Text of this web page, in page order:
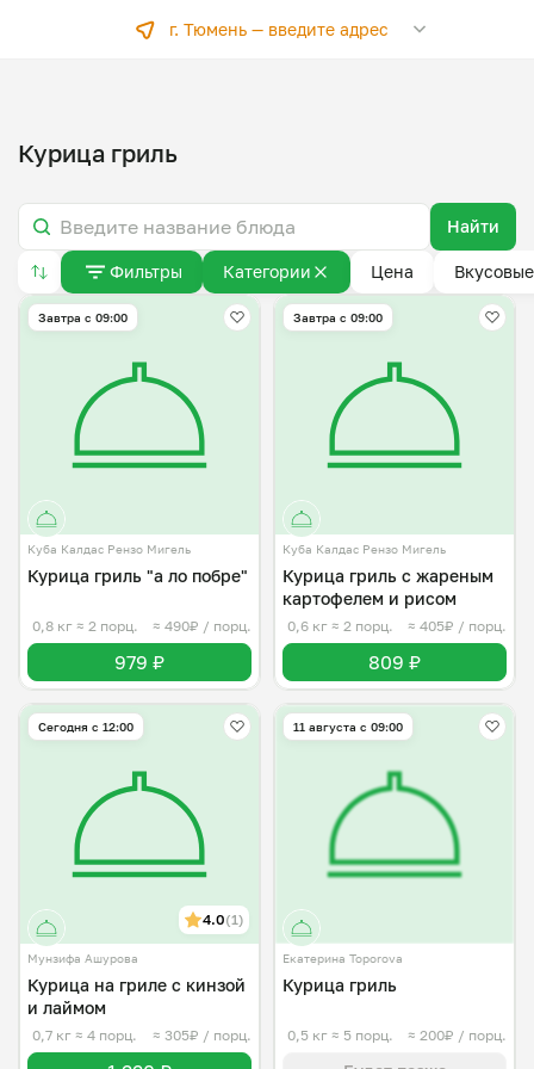
г. Тюмень — введите адрес
Курица гриль
Найти
Фильтры Категории Цена
Завтра c 09:00
Куба Калдас Рензо Мигель
Курица гриль "а ло побре"
0,8 кг ≈ 2 порц. ≈ 490₽ / порц.
979 ₽
Завтра c 09:00
Куба Калдас Рензо Мигель
Курица гриль с жареным
картофелем и рисом
0,6 кг ≈ 2 порц. ≈ 405₽ / порц.
809 ₽
Сегодня с 12:00
4.0(1)
Мунзифа Ашурова
Курица на гриле с кинзой
и лаймом
0,7 кг ≈ 4 порц. ≈ 305₽ / порц.
11 августа с 09:00
Екатерина Toporova
Курица гриль
0,5 кг ≈ 5 порц. ≈ 200₽ / порц.